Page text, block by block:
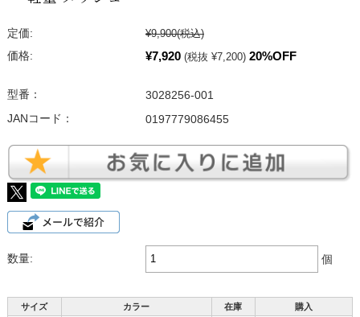
定価: ¥9,900(税込)
価格:
¥7,920 (税抜 ¥7,200) 20%OFF
型番：
3028256-001
JANコード：
0197779086455
数量: 個
サイズ カラー 在庫 購入